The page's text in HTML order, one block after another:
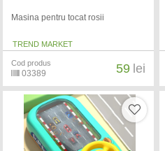
Masina pentru tocat rosii
TREND MARKET
Cod produs
03389 59 lei